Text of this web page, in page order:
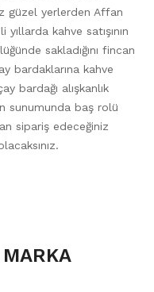
güzel yerlerden Affan
kahve satışının
sakladığını fincan
bardaklarına kahve
bardağı alışkanlık
sunumunda baş rolü
sipariş edeceğiniz